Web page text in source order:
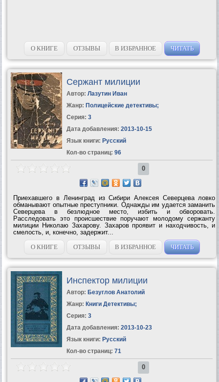
О КНИГЕ ОТЗЫВЫ В ИЗБРАННОЕ ЧИТАТЬ
Сержант милиции
Автор: Лазутин Иван
Жанр: Полицейские детективы;
Серия: 3
Дата добавления: 2013-10-15
Язык книги: Русский
Кол-во страниц: 96
0
Приехавшего в Ленинград из Сибири Алексея Северцева ловко
обманывают опытные преступники. Однажды им удается заманить
Северцева в безлюдное место, избить и обворовать.
Расследовать это происшествие поручают молодому сержанту
милиции Николаю Захарову. Захаров проявит и находчивость, и
смелость, и, конечно, задержит...
О КНИГЕ
ОТЗЫВЫ В ИЗБРАННОЕ ЧИТАТЬ
Инспектор милиции
Автор: Безуглов Анатолий
Жанр: Книги Детективы;
Серия: 3
Дата добавления: 2013-10-23
Язык книги: Русский
Кол-во страниц: 71
0